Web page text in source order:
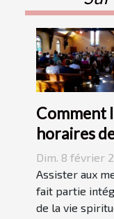
Comment
horaires
messes
facilitent
des
?
Dim. 8 février
Assister aux
fait partie
de la vie